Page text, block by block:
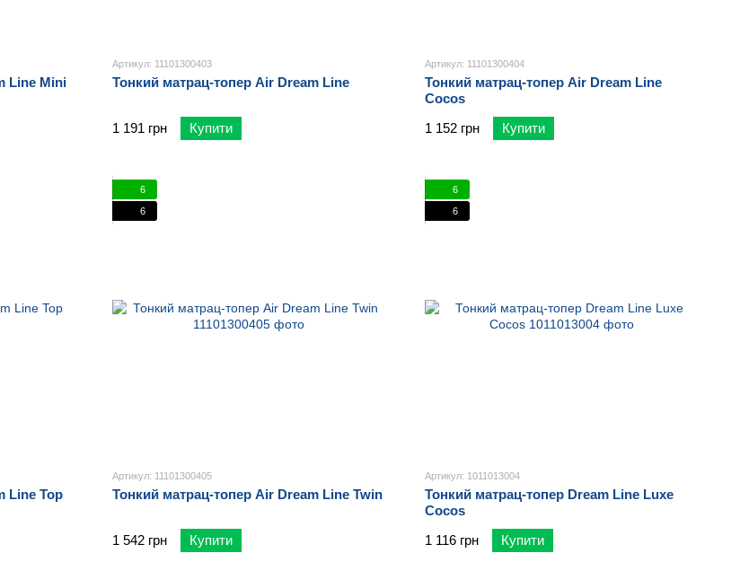
Line Mini
Артикул: 11101300403
Тонкий матрац-топер Air Dream Line
1 191 грн Купити
Артикул: 11101300404
Тонкий матрац-топер Air Dream Line
Cocos
1 152 грн
Купити
Line Top
6
6
Артикул: 11101300405
Тонкий матрац-топер Air Dream Line Twin
1 542 грн Купити
6
6
Артикул: 1011013004
Тонкий матрац-топер Dream Line Luxe
Cocos
1 116 грн
Купити